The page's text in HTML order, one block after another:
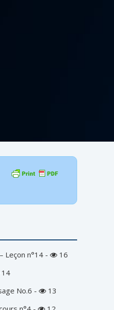
Leçon n°14 -
16
14
No.6 -
13